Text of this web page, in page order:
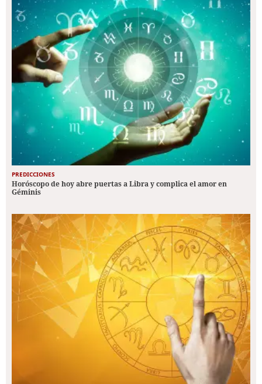
PREDICCIONES
Horóscopo de hoy abre puertas a Libra y complica el amor en
Géminis